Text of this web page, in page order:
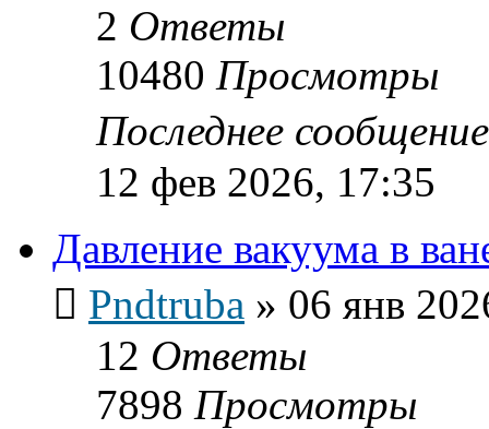
2 Ответы
10480 Просмотры
Последнее
12 фев 2026, 17:35
Давление вакуума в
Pndtruba » 06 янв
12 Ответы
7898 Просмотры